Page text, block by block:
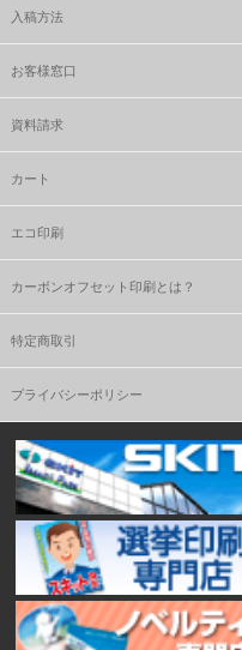
入稿方法
お客様窓口
資料請求
カート
エコ印刷
カーボンオフセット印刷とは？
特定商取引
プライバシーポリシー